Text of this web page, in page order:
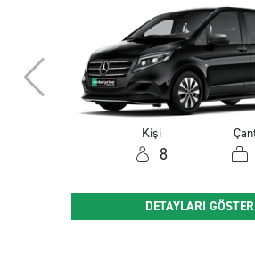
Kişi
8
DETAYLARI GÖSTER